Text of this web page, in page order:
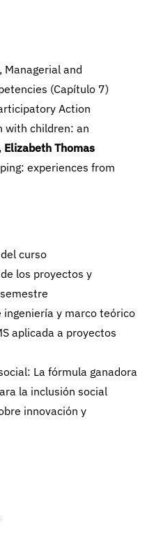
Managerial and
(Capítulo 7)
Action
with children: an
Elizabeth Thomas
experiences from
curso
los proyectos y
ingeniería y marco teórico
aplicada a proyectos
La fórmula ganadora
la inclusión social
innovación y